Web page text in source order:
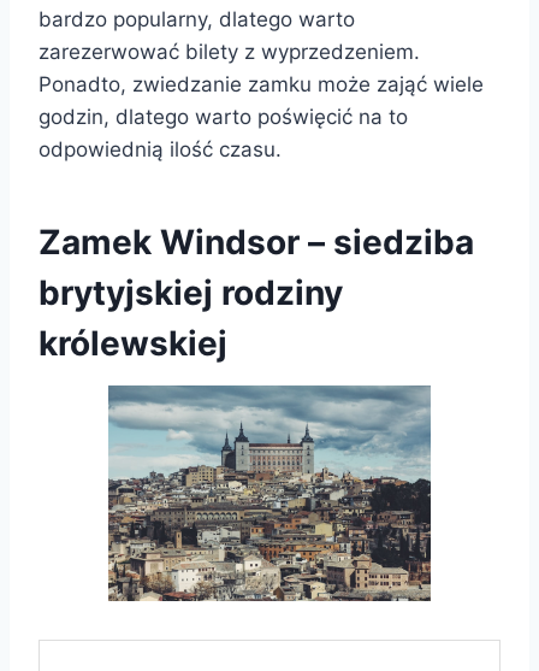
bardzo popularny, dlatego warto
zarezerwować bilety z wyprzedzeniem.
Ponadto, zwiedzanie zamku może zająć wiele
godzin, dlatego warto poświęcić na to
odpowiednią ilość czasu.
Zamek Windsor – siedziba
brytyjskiej rodziny
królewskiej